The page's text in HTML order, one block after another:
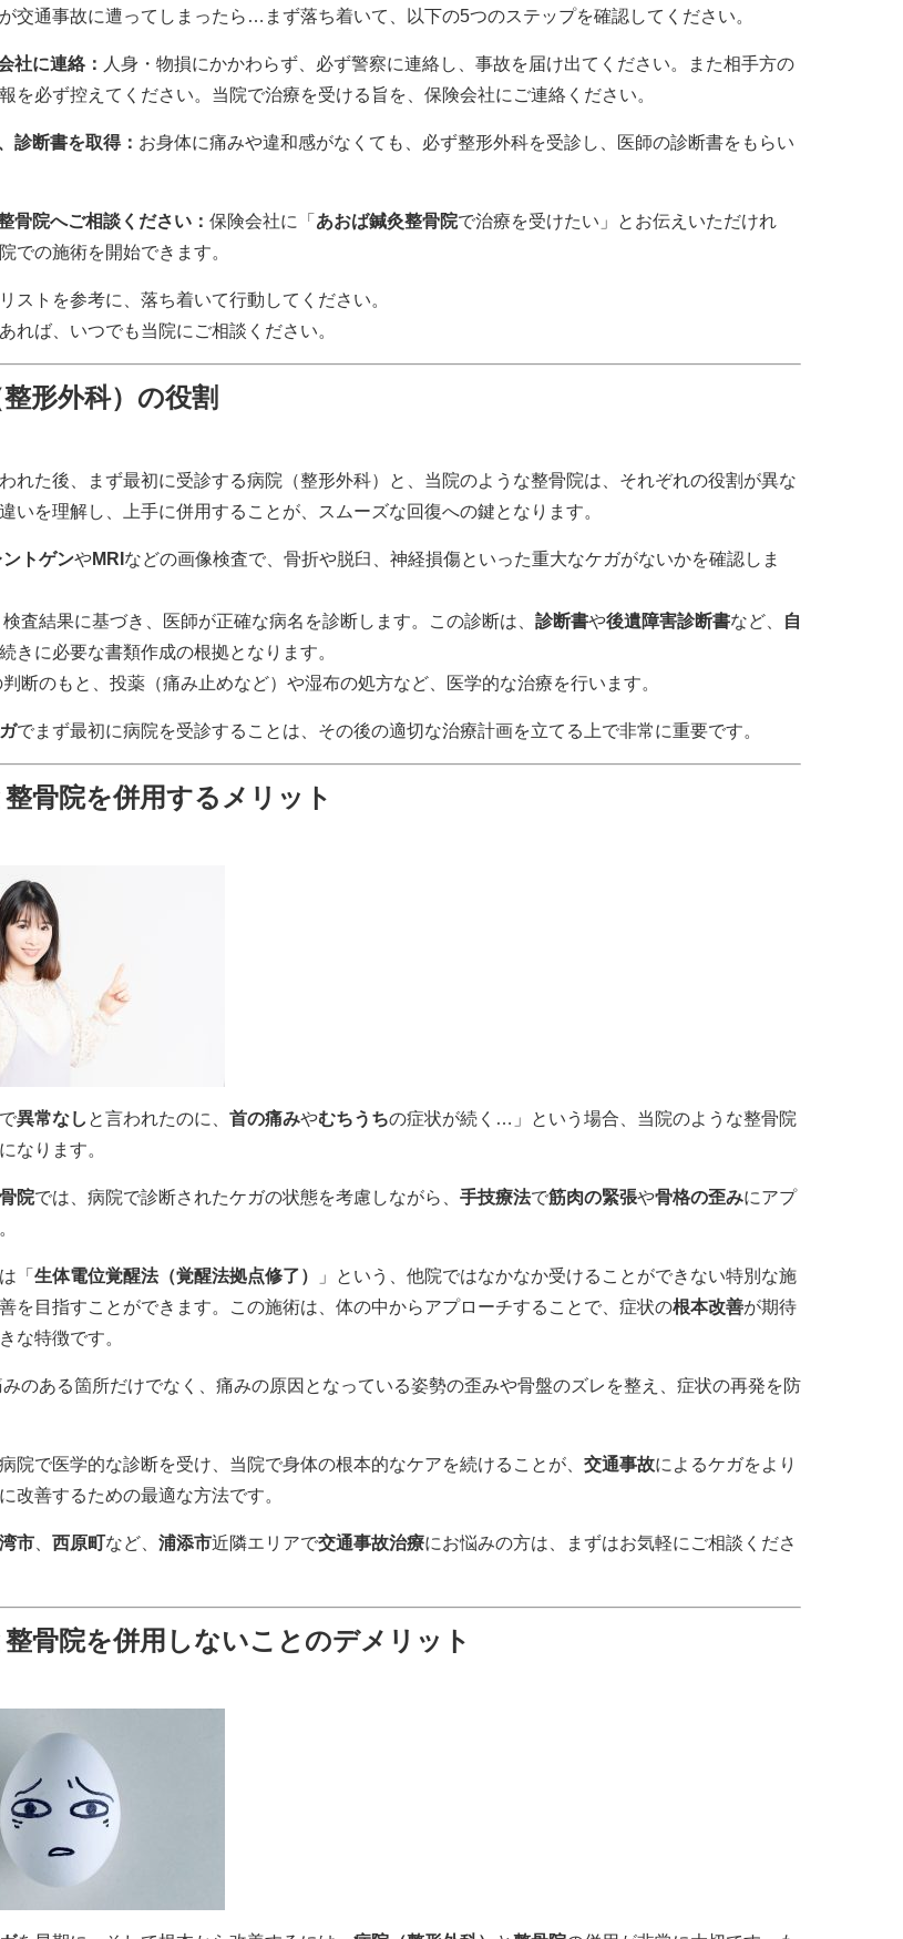
交通事故に遭ってしまったら…まず落ち着いて、以下の5つのステップを確認してください。
社に連絡： 人身・物損にかかわらず、必ず警察に連絡し、事故を届け出てください。また相手方の
を必ず控えてください。当院で治療を受ける旨を、保険会社にご連絡ください。
診断書を取得： お身体に痛みや違和感がなくても、必ず整形外科を受診し、医師の診断書をもらい
骨院へご相談ください： 保険会社に「 あおば鍼灸整骨院で治療を受けたい」とお伝えいただけれ
での施術を開始できます。
ストを参考に、落ち着いて行動してください。
れば、いつでも当院にご相談ください。
形外科）の役割
れた後、まず最初に受診する病院（整形外科）と、当院のような整骨院は、それぞれの役割が異な
いを理解し、上手に併用することが、スムーズな回復への鍵となります。
ントゲンやMRI などの画像検査で、骨折や脱臼、神経損傷といった重大なケガがないかを確認しま
検査結果に基づき、医師が正確な病名を診断します。この診断は、 診断書や後遺障害診断書など、
自
きに必要な書類作成の根拠となります。
判断のもと、投薬（痛み止めなど）や湿布の処方など、医学的な治療を行います。
でまず最初に病院を受診することは、その後の適切な治療計画を立てる上で非常に重要です。
骨院を併用するメリット
異常なし と言われたのに、 首の痛みやむちうちの症状が続く…」という場合、当院のような整骨院
なります。
院では、病院で診断されたケガの状態を考慮しながら、 手技療法で筋肉の緊張や骨格の歪みにアプ
「 生体電位覚醒法（覚醒法拠点修了）
」という、他院ではなかなか受けることができない特別な施
を目指すことができます。この施術は、体の中からアプローチすることで、症状の根本改善が期待
な特徴です。
みのある箇所だけでなく、痛みの原因となっている姿勢の歪みや骨盤のズレを整え、症状の再発を防
院で医学的な診断を受け、当院で身体の根本的なケアを続けることが、 交通事故によるケガをより
改善するための最適な方法です。
市 西原町など、 浦添市近隣エリアで交通事故治療にお悩みの方は、まずはお気軽にご相談くださ
骨院を併用しないことのデメリット